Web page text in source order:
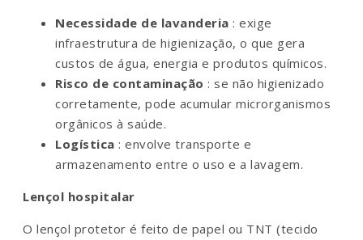
Necessidade de lavanderia : exige
infraestrutura de higienização, o que gera
custos de água, energia e produtos químicos.
Risco de contaminação : se não higienizado
corretamente, pode acumular microrganismos
orgânicos à saúde.
Logística : envolve transporte e
armazenamento entre o uso e a lavagem.
Lençol hospitalar
O lençol protetor é feito de papel ou TNT (tecido